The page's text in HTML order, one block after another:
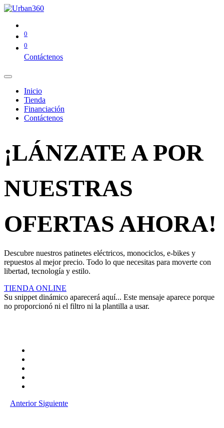
0
0
Contáctenos
Inicio
Tienda
Financiación
Contáctenos
¡LÁNZATE A POR
NUESTRAS
OFERTAS AHORA!
Descubre nuestros patinetes eléctricos, monociclos, e-bikes y
repuestos al mejor precio. Todo lo que necesitas para moverte con
libertad, tecnología y estilo.
TIENDA ONLINE
Su snippet dinámico aparecerá aquí... Este mensaje aparece porque
no proporcionó ni el filtro ni la plantilla a usar.
Anterior Siguiente